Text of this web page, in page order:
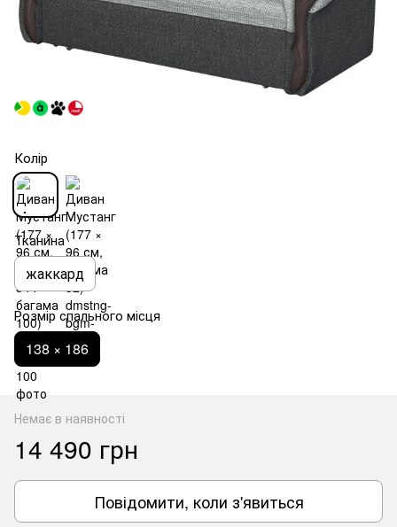
Колір
Тканина
жаккард
Розмір спального місця
138 × 186
Немає в наявності
14 490 грн
Повідомити, коли з'явиться